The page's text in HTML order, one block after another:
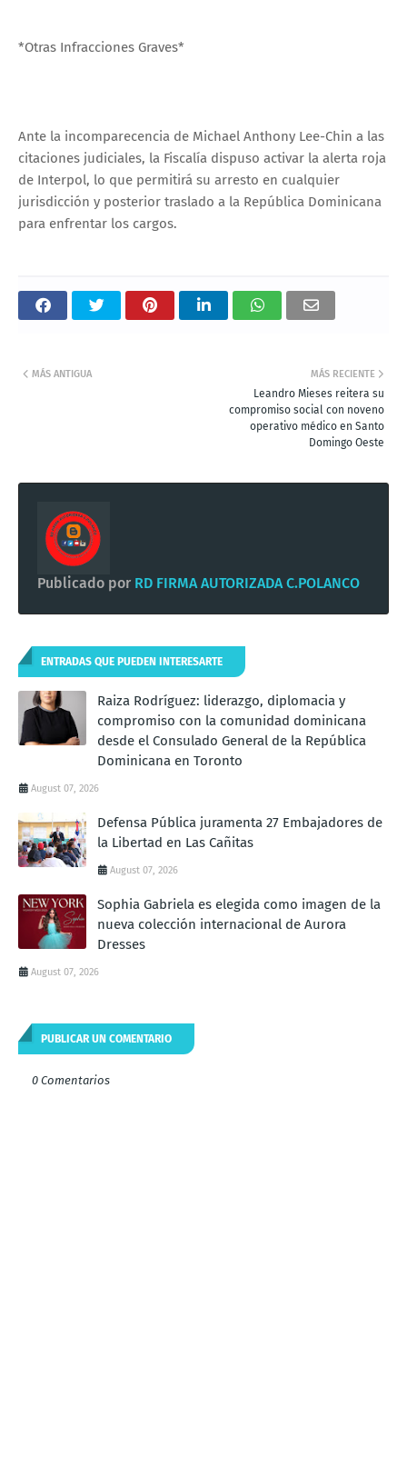
*Otras Infracciones Graves*
Ante la incomparecencia de Michael Anthony Lee-Chin a las
citaciones judiciales, la Fiscalía dispuso activar la alerta roja
de Interpol, lo que permitirá su arresto en cualquier
jurisdicción y posterior traslado a la República Dominicana
para enfrentar los cargos.
MÁS RECIENTE
Leandro Mieses reitera su
compromiso social con noveno
operativo médico en Santo
Domingo Oeste
MÁS ANTIGUA
Publicado por RD FIRMA AUTORIZADA C.POLANCO
ENTRADAS QUE PUEDEN INTERESARTE
Raiza Rodríguez: liderazgo, diplomacia y
compromiso con la comunidad dominicana
desde el Consulado General de la República
Dominicana en Toronto
August 07, 2026
Defensa Pública juramenta 27 Embajadores de
la Libertad en Las Cañitas
August 07, 2026
Sophia Gabriela es elegida como imagen de la
nueva colección internacional de Aurora
Dresses
August 07, 2026
PUBLICAR UN COMENTARIO
0 Comentarios